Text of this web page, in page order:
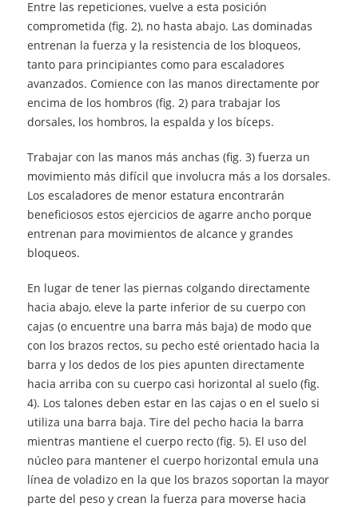
Entre las repeticiones, vuelve a esta posición
comprometida (fig. 2), no hasta abajo. Las dominadas
entrenan la fuerza y la resistencia de los bloqueos,
tanto para principiantes como para escaladores
avanzados. Comience con las manos directamente por
encima de los hombros (fig. 2) para trabajar los
dorsales, los hombros, la espalda y los bíceps.
Trabajar con las manos más anchas (fig. 3) fuerza un
movimiento más difícil que involucra más a los dorsales.
Los escaladores de menor estatura encontrarán
beneficiosos estos ejercicios de agarre ancho porque
entrenan para movimientos de alcance y grandes
bloqueos.
En lugar de tener las piernas colgando directamente
hacia abajo, eleve la parte inferior de su cuerpo con
cajas (o encuentre una barra más baja) de modo que
con los brazos rectos, su pecho esté orientado hacia la
barra y los dedos de los pies apunten directamente
hacia arriba con su cuerpo casi horizontal al suelo (fig.
4). Los talones deben estar en las cajas o en el suelo si
utiliza una barra baja. Tire del pecho hacia la barra
mientras mantiene el cuerpo recto (fig. 5). El uso del
núcleo para mantener el cuerpo horizontal emula una
línea de voladizo en la que los brazos soportan la mayor
parte del peso y crean la fuerza para moverse hacia